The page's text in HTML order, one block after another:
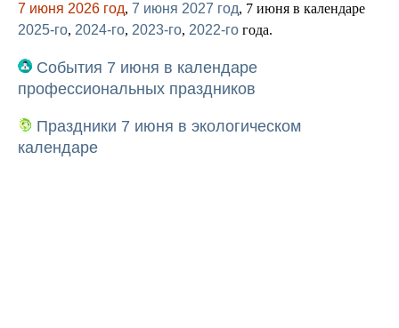
7 июня 2026 год, 7 июня 2027 год, 7 июня в календаре
2025-го, 2024-го, 2023-го, 2022-го года.
События 7 июня в календаре
профессиональных праздников
Праздники 7 июня в экологическом
календаре